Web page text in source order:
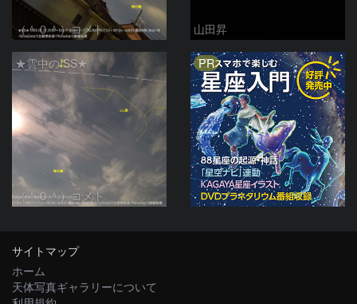
（＾０＾）コメト 山田昇
★雲中のISS★
（＾０＾）コメト
PR
サイトマップ
ホーム
天体写真ギャラリーについて